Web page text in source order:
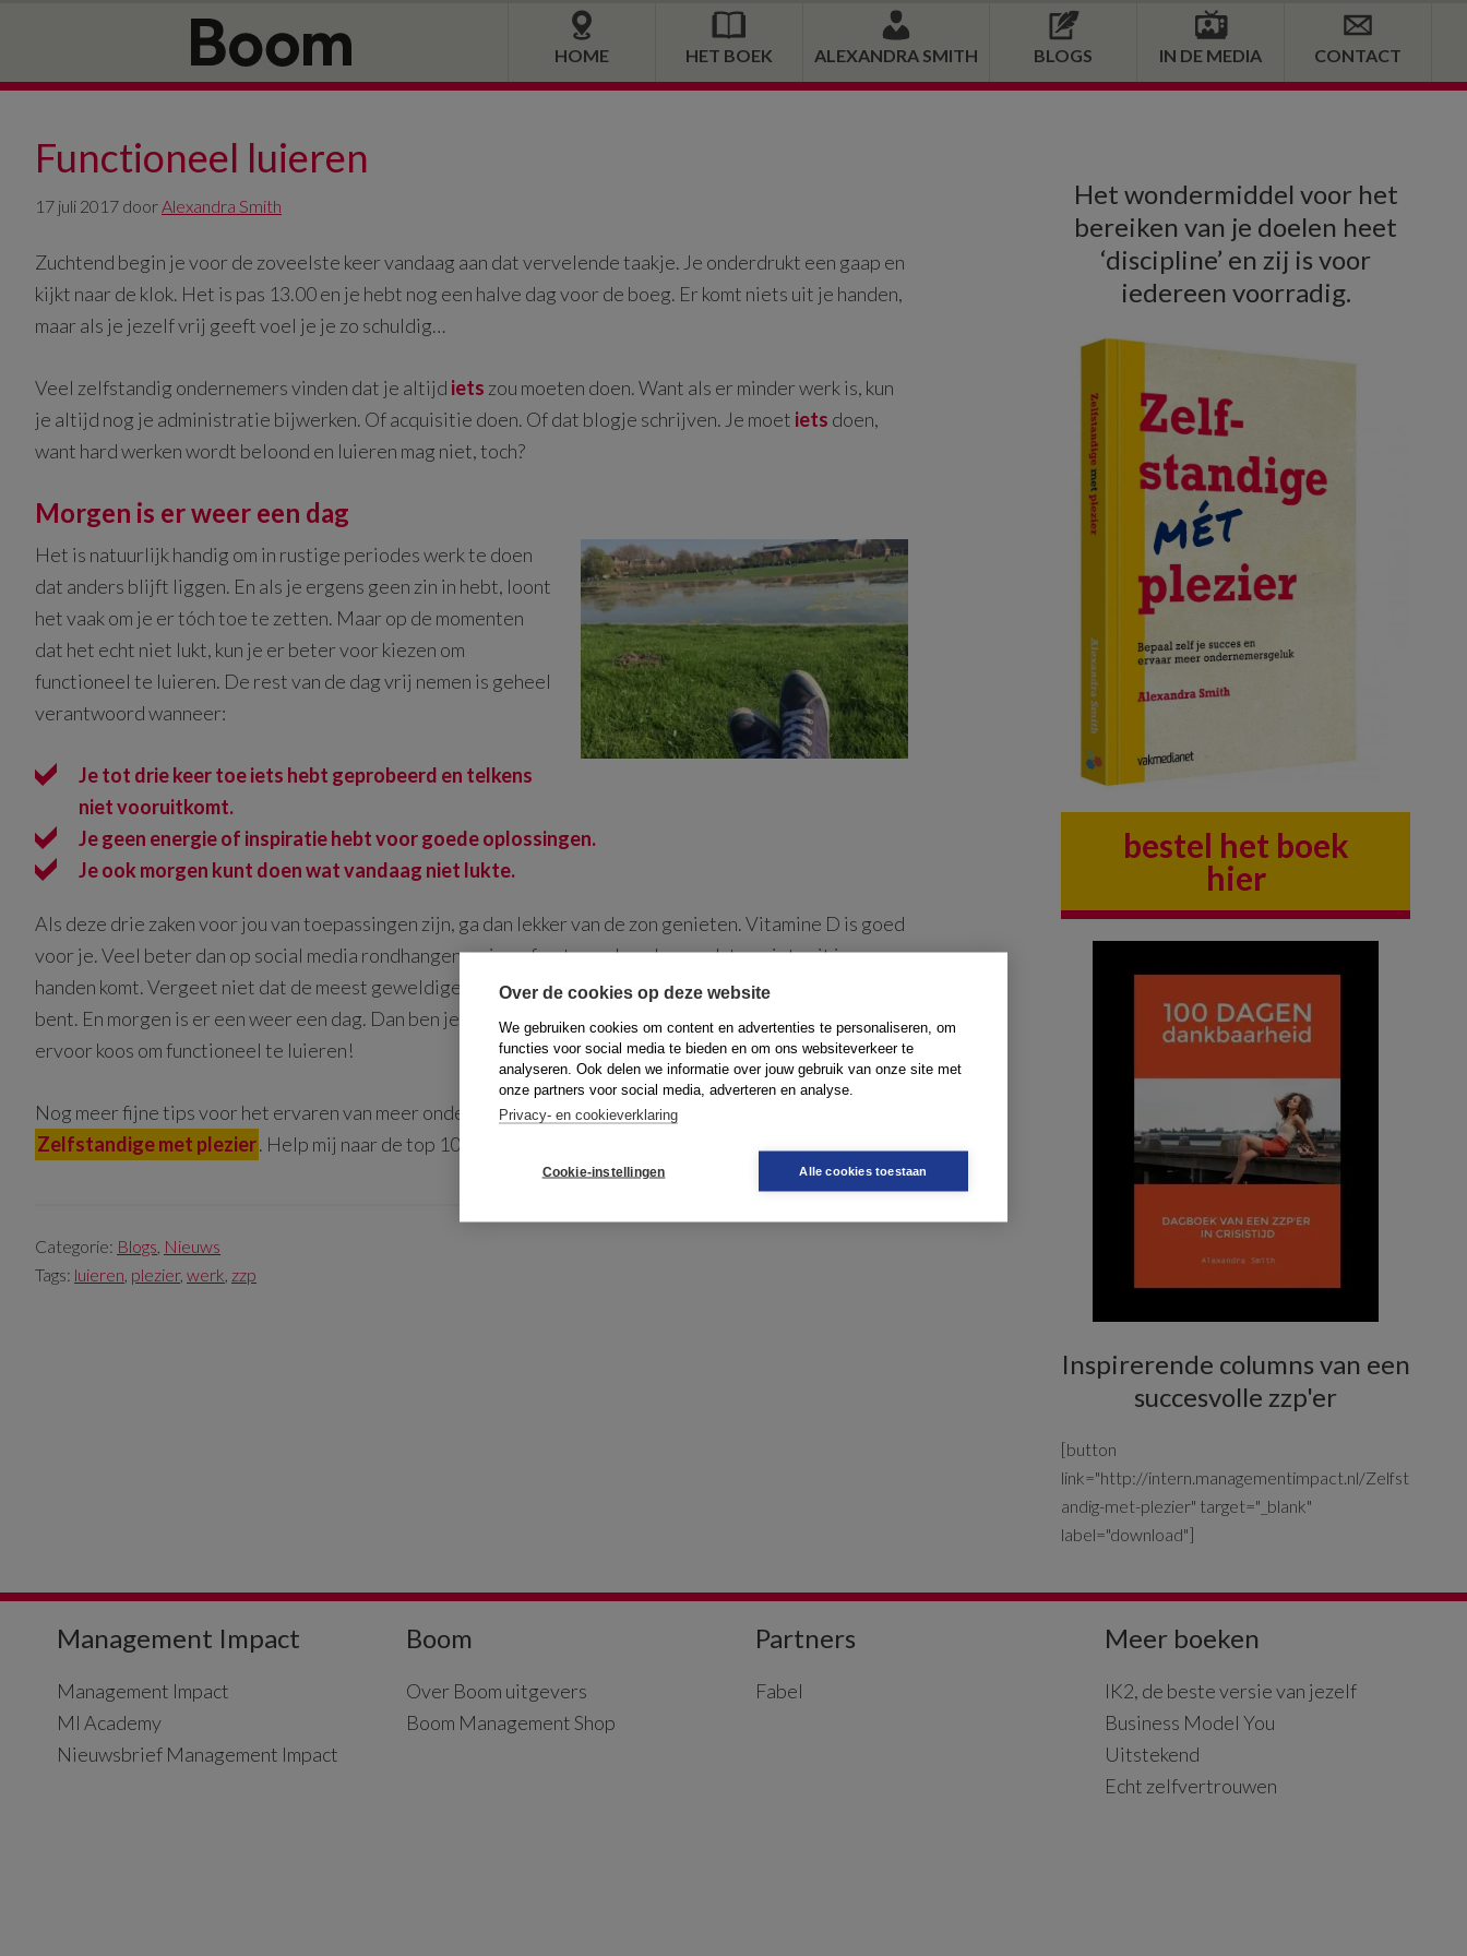
Over de cookies op deze website
We gebruiken cookies om content en advertenties te personaliseren, om
functies voor social media te bieden en om ons websiteverkeer te
analyseren. Ook delen we informatie over jouw gebruik van onze site met
onze partners voor social media, adverteren en analyse.
Privacy- en cookieverklaring
Cookie-instellingen Alle cookies toestaan
de
inhoud
de
sidebar
HOME HET BOEK ALEXANDRA SMITH BLOGS IN DE MEDIA CONTACT
Functioneel luieren
17 juli 2017 doorAlexandra Smith
Zuchtend begin je voor de zoveelste keer vandaag aan dat vervelende taakje. Je onderdrukt een gaap en
kijkt naar de klok. Het is pas 13.00 en je hebt nog een halve dag voor de boeg. Er komt niets uit je handen,
maar als je jezelf vrij geeft voel je je zo schuldig…
Veel zelfstandig ondernemers vinden dat je altijd iets zou moeten doen. Want als er minder werk is, kun
je altijd nog je administratie bijwerken. Of acquisitie doen. Of dat blogje schrijven. Je moet iets doen,
want hard werken wordt beloond en luieren mag niet, toch?
Morgen is er weer een dag
Het is natuurlijk handig om in rustige periodes werk te doen
dat anders blijft liggen. En als je ergens geen zin in hebt, loont
het vaak om je er tóch toe te zetten. Maar op de momenten
dat het echt niet lukt, kun je er beter voor kiezen om
functioneel te luieren. De rest van de dag vrij nemen is geheel
verantwoord wanneer:
Je tot drie keer toe iets hebt geprobeerd en telkens
niet vooruitkomt.
Je geen energie of inspiratie hebt voor goede oplossingen.
Je ook morgen kunt doen wat vandaag niet lukte.
Als deze drie zaken voor jou van toepassingen zijn, ga dan lekker van de zon genieten. Vitamine D is goed
voor je. Veel beter dan op social media rondhangen en je gefrustreerd voelen omdat er niets uit je
handen komt. Vergeet niet dat de meest geweldige ideeën vooral in je opkomen… als je níet aan het werk
bent. En morgen is er een weer een dag. Dan ben je misschien dubbel zo productief omdat je vandaag
ervoor koos om functioneel te luieren!
Nog meer fijne tips voor het ervaren van meer ondernemersgeluk? Begin september verschijnt mijn boek
Zelfstandige met plezier. Help mij naar de top 100 en
Categorie: Blogs Nieuws
Tags: luieren plezier, werk zzp
Sidebar
Het wondermiddel voor het
bereiken van je doelen heet
‘discipline’ en zij is voor
iedereen voorradig.
bestel het boek
hier
Inspirerende columns van een
succesvolle zzp'er
[button
link="http://intern.managementimpact.nl/Zelfst
andig-met-plezier" target="_blank"
label="download"]
Management Impact
Management Impact
MI Academy
Nieuwsbrief Management Impact
Boom
Over Boom uitgevers
Boom Management Shop
Partners
Fabel
Meer boeken
IK2, de beste versie van jezelf
Business Model You
Uitstekend
Echt zelfvertrouwen